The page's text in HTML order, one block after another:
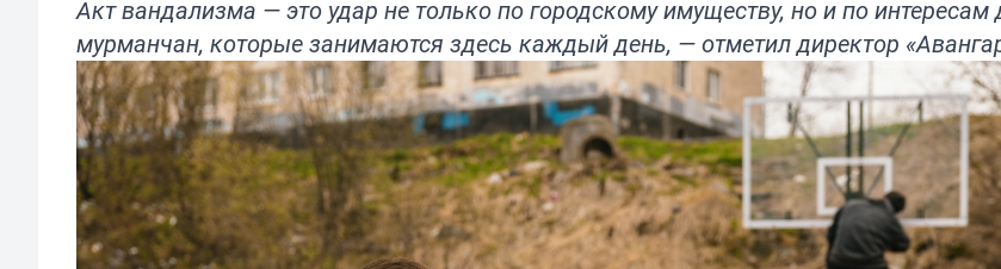
Акт вандализма — это удар не только по городскому имуществу, но и по интересам
мурманчан, которые занимаются здесь каждый день, — отметил директор